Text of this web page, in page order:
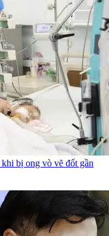
bị ong vò vẽ đốt gần